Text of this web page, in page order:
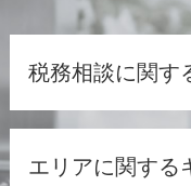
税務相談に関す
会社 税金
エリアに関する